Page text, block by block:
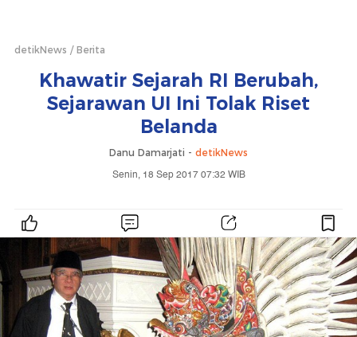
detikNews Berita
Khawatir Sejarah RI Berubah,
Sejarawan UI Ini Tolak Riset
Belanda
Danu Damarjati - detikNews
Senin, 18 Sep 2017 07:32 WIB